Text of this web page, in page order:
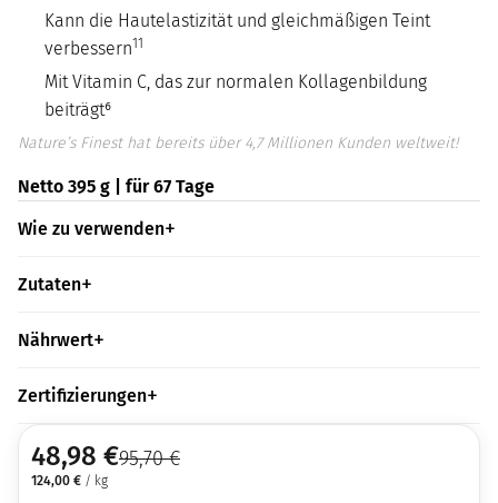
Kann die Hautelastizität und gleichmäßigen Teint
verbessern11
Mit Vitamin C, das zur normalen Kollagenbildung
beiträgt⁶
Nature’s Finest hat bereits über 4,7 Millionen Kunden weltweit!
Netto 395 g | für 67 Tage
Wie zu verwenden
Zutaten
Nährwert
Zertifizierungen
48,98 €95,70€
124,00 € / kg